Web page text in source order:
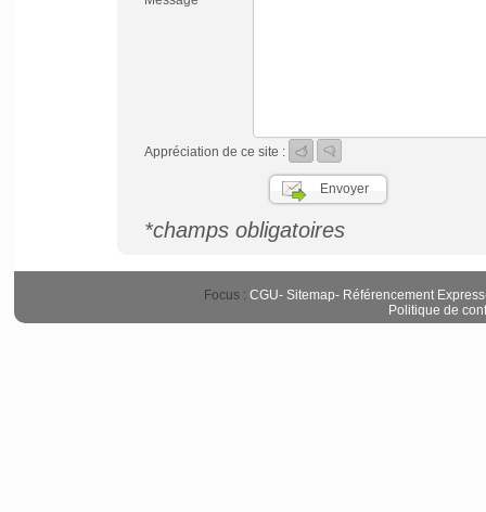
Appréciation de ce site :
*champs obligatoires
Focus : CGU- Sitemap- Référencement Express
Politique de